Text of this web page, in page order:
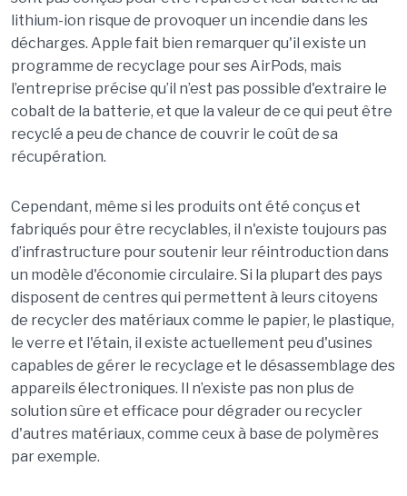
lithium-ion risque de provoquer un incendie dans les
décharges. Apple fait bien remarquer qu'il existe un
programme de recyclage pour ses AirPods, mais
l’entreprise précise qu’il n’est pas possible d'extraire le
cobalt de la batterie, et que la valeur de ce qui peut être
recyclé a peu de chance de couvrir le coût de sa
récupération.
Cependant, même si les produits ont été conçus et
fabriqués pour être recyclables, il n'existe toujours pas
d’infrastructure pour soutenir leur réintroduction dans
un modèle d'économie circulaire. Si la plupart des pays
disposent de centres qui permettent à leurs citoyens
de recycler des matériaux comme le papier, le plastique,
le verre et l'étain, il existe actuellement peu d'usines
capables de gérer le recyclage et le désassemblage des
appareils électroniques. Il n’existe pas non plus de
solution sûre et efficace pour dégrader ou recycler
d'autres matériaux, comme ceux à base de polymères
par exemple.